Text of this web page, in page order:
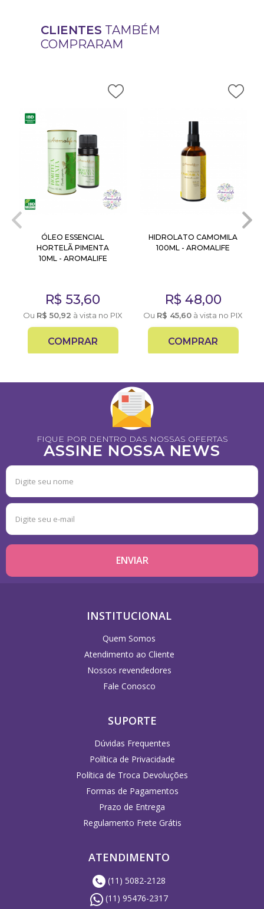
CLIENTES TAMBÉM
COMPRARAM
ÓLEO ESSENCIAL
HORTELÃ PIMENTA
10ML - AROMALIFE
R$ 53,60
Ou R$50,92 à vista no PIX
COMPRAR
HIDROLATO CAMOMILA
100ML - AROMALIFE
R$ 48,00
Ou R$ 45,60 à vista no PIX
COMPRAR
FIQUE POR DENTRO DAS NOSSAS OFERTAS
ASSINE NOSSA NEWS
INSTITUCIONAL
Quem Somos
Atendimento ao Cliente
Nossos revendedores
Fale Conosco
SUPORTE
Dúvidas Frequentes
Política de Privacidade
Política de Troca Devoluções
Formas de Pagamentos
Prazo de Entrega
Regulamento Frete Grátis
ATENDIMENTO
(11) 5082-2128
(11) 95476-2317